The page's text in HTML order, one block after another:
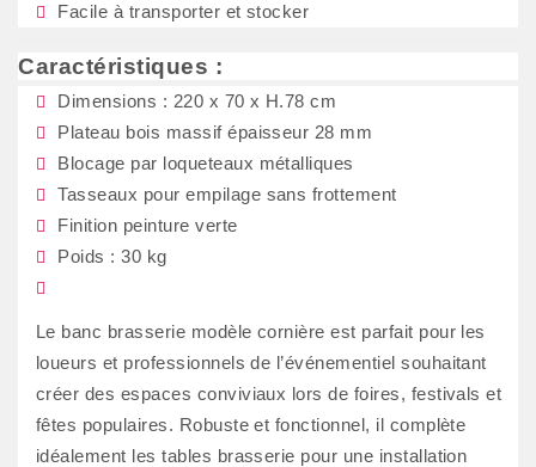
Facile à transporter et stocker
Caractéristiques :
Dimensions : 220 x 70 x H.78 cm
Plateau bois massif épaisseur 28 mm
Blocage par loqueteaux métalliques
Tasseaux pour empilage sans frottement
Finition peinture verte
Poids : 30 kg
Le banc brasserie modèle cornière est parfait pour les
loueurs et professionnels de l’événementiel souhaitant
créer des espaces conviviaux lors de foires, festivals et
fêtes populaires. Robuste et fonctionnel, il complète
idéalement les tables brasserie pour une installation